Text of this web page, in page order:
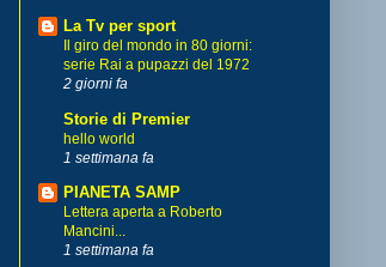
La Tv per sport
Il giro del mondo in 80 giorni:
serie Rai a pupazzi del 1972
2 giorni fa
Storie di Premier
hello world
1 settimana fa
PIANETA SAMP
Lettera aperta a Roberto
Mancini...
1 settimana fa